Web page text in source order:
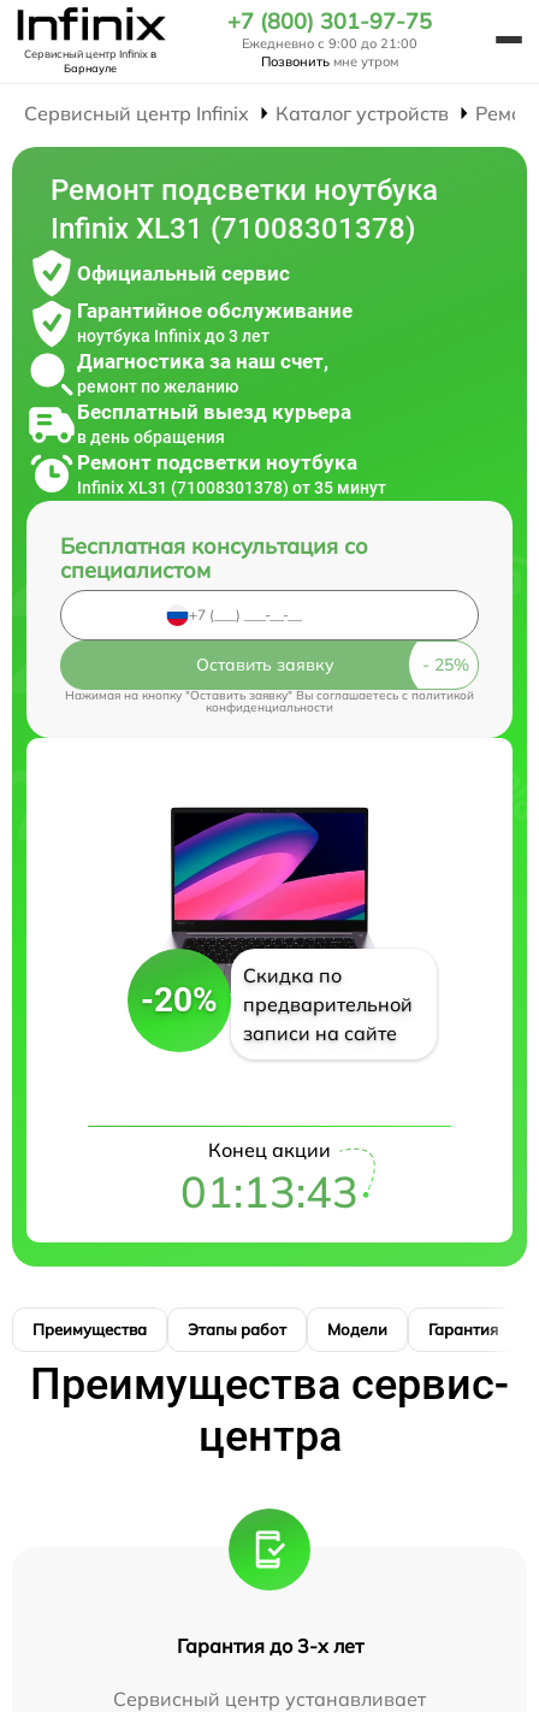
Сервисный центр Infinixв
Барнауле
+7 (800) 301-97-75
Ежедневно с 9:00 до 21:00
Позвонить мне утром
Сервисный центр Infinix Каталог устройств
Ремонт подсветки ноутбука
Infinix XL31 (71008301378)
Официальный сервис
Гарантийное обслуживание
ноутбука Infinix до 3 лет
Диагностика за наш счет,
ремонт по желанию
Бесплатный выезд курьера
в день обращения
Ремонт подсветки ноутбука
Infinix XL31 (71008301378) от 35 минут
Бесплатная консультация со
специалистом
Оставить заявку
Нажимая на кнопку "Оставить заявку" Вы соглашаетесь cполитикой
конфиденциальности
-20%
Скидка по
предварительной
записи на сайте
Конец акции
01:13:42
Преимущества Этапы работ Модели Гарантия
Преимущества сервис-
центра
Гарантия до 3-х лет
Сервисный центр устанавливает